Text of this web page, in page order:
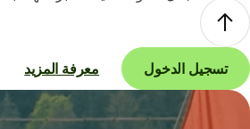
تسجيل الدخول معرفة المزيد